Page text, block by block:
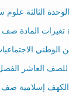
الثالثة
تغيرات المادة صف
الوطني
للصف العاشر
إسلامية صف